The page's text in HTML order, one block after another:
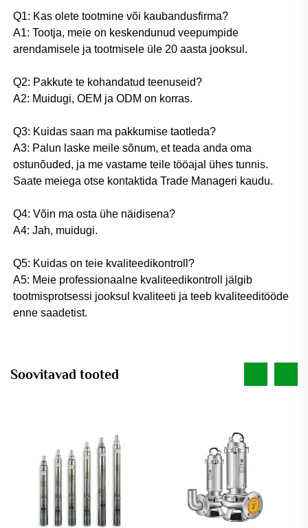
Q1: Kas olete tootmine või kaubandusfirma?
A1: Tootja, meie on keskendunud veepumpide
arendamisele ja tootmisele üle 20 aasta jooksul.
Q2: Pakkute te kohandatud teenuseid?
A2: Muidugi, OEM ja ODM on korras.
Q3: Kuidas saan ma pakkumise taotleda?
A3: Palun laske meile sõnum, et teada anda oma
ostunõuded, ja me vastame teile tööajal ühes tunnis.
Saate meiega otse kontaktida Trade Manageri kaudu.
Q4: Võin ma osta ühe näidisena?
A4: Jah, muidugi.
Q5: Kuidas on teie kvaliteedikontroll?
A5: Meie professionaalne kvaliteedikontroll jälgib
tootmisprotsessi jooksul kvaliteeti ja teeb kvaliteeditööde
enne saadetist.
Soovitavad tooted